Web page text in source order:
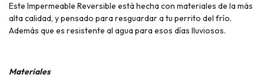
Este Impermeable Reversible está hecha con materiales de la más
alta calidad, y pensado para resguardar a tu perrito del frío.
Además que es resistente al agua para esos días lluviosos.
Materiales